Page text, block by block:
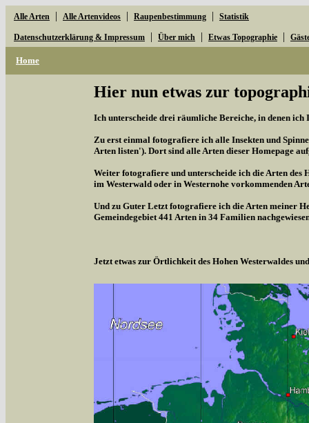
Alle Arten | Alle Artenvideos | Raupenbestimmung | Statistik
Datenschutzerklärung & Impressum | Über mich | Etwas Topographie |
Home
Hier nun etwas zur
Ich unterscheide drei räumliche Bereiche, in denen ich
Zu erst einmal fotografiere ich alle Insekten und
Arten listen'). Dort sind alle Arten dieser Homepage
Weiter fotografiere und unterscheide ich die Arten des
im Westerwald oder in Westernohe vorkommenden
Und zu Guter Letzt fotografiere ich die Arten meiner
Gemeindegebiet 441 Arten in 34 Familien
Jetzt etwas zur Örtlichkeit des Hohen Westerwaldes